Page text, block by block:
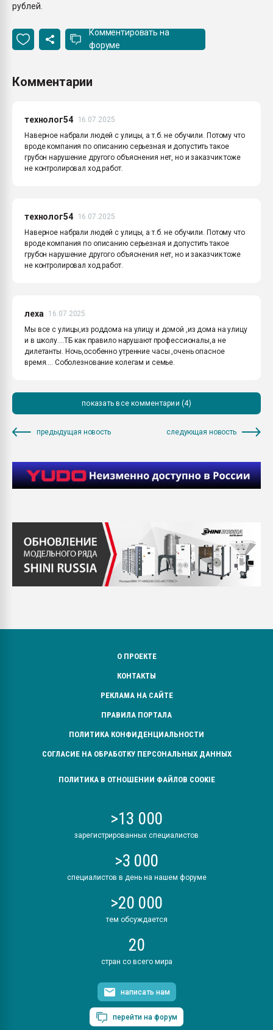
рублей.
Комментировать на
форуме
Комментарии
технолог54
16.07.2025
Наверное набрали людей с улицы, а т.б. не обучили. Потому что
вроде компания по описанию серьезная и допустить такое
грубон нарушение другого объяснения нет, но и заказчик тоже
не контролировал ход работ.
технолог54
16.07.2025
Наверное набрали людей с улицы, а т.б. не обучили. Потому что
вроде компания по описанию серьезная и допустить такое
грубон нарушение другого объяснения нет, но и заказчик тоже
не контролировал ход работ.
леха
16.07.2025
Мы все с улицы,из роддома на улицу и домой ,из дома на улицу
и в школу....ТБ как правило нарушают профессионалы,а не
дилетанты. Ночь,особенно утренние часы ,очень опасное
время.... Соболезнование колегам и семье.
показать все комментарии (4)
предыдущая новость следующая новость
О ПРОЕКТЕ
КОНТАКТЫ
РЕКЛАМА НА САЙТЕ
ПРАВИЛА ПОРТАЛА
ПОЛИТИКА КОНФИДЕНЦИАЛЬНОСТИ
СОГЛАСИЕ НА ОБРАБОТКУ ПЕРСОНАЛЬНЫХ ДАННЫХ
ПОЛИТИКА В ОТНОШЕНИИ ФАЙЛОВ COOKIE
>13 000
зарегистрированных специалистов
>3 000
специалистов в день на нашем форуме
>20 000
тем обсуждается
20
стран со всего мира
написать нам
перейти на форум